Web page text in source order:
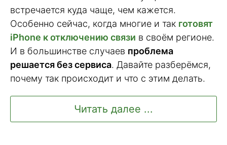
встречается куда чаще, чем кажется.
Особенно сейчас, когда многие и так готовят
iPhone к отключению связи в своём регионе.
И в большинстве случаев проблема
решается без сервиса. Давайте разберёмся,
почему так происходит и что с этим делать.
Читать далее ...